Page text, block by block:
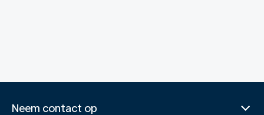
Neem contact op